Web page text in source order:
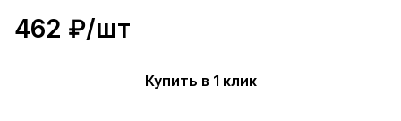
462 ₽/шт
Купить в 1 клик